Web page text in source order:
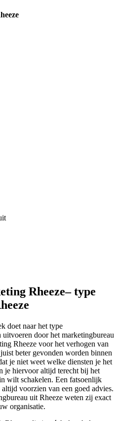
Rheeze– type
doet naar het type
door het marketingbureau
Rheeze voor het verhogen van
beter gevonden worden binnen
je niet weet welke diensten je het
je hiervoor altijd terecht bij het
wilt schakelen. Een fatsoenlijk
voorzien van een goed advies.
uit Rheeze weten zij exact
organisatie.